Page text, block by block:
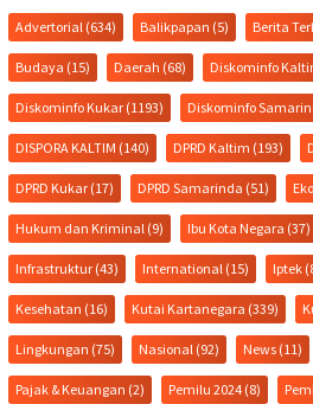
Advertorial (634) Balikpapan (5) Berita
Budaya (15) Daerah (68) Diskominfo
Diskominfo Kukar (1193) Diskominfo
DISPORA KALTIM (140) DPRD Kaltim (193)
DPRD Kukar (17) DPRD Samarinda (51)
Hukum dan Kriminal (9) Ibu Kota Negara (37)
Infrastruktur (43) International (15) Iptek
Kesehatan (16) Kutai Kartanegara (339)
Lingkungan (75) Nasional (92) News (11)
Pajak & Keuangan (2) Pemilu 2024 (8)